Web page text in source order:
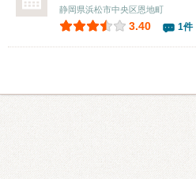
静岡県浜松市中央区恩地町
3.40 1件